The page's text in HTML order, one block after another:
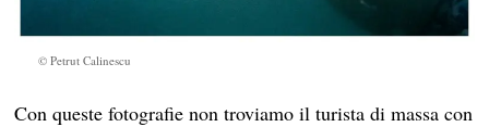
© Petrut Calinescu
Con queste fotografie non troviamo il turista di massa con